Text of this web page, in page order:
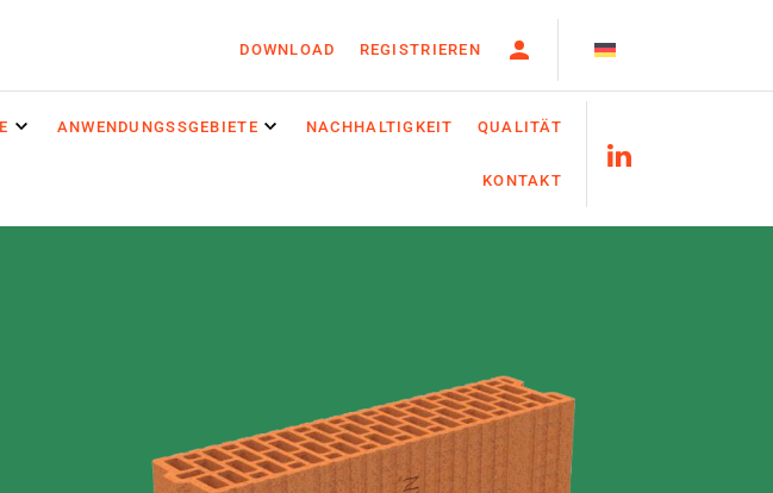
DOWNLOAD REGISTRIEREN
ANWENDUNGSSGEBIETE NACHHALTIGKEIT QUALITÄT
KONTAKT